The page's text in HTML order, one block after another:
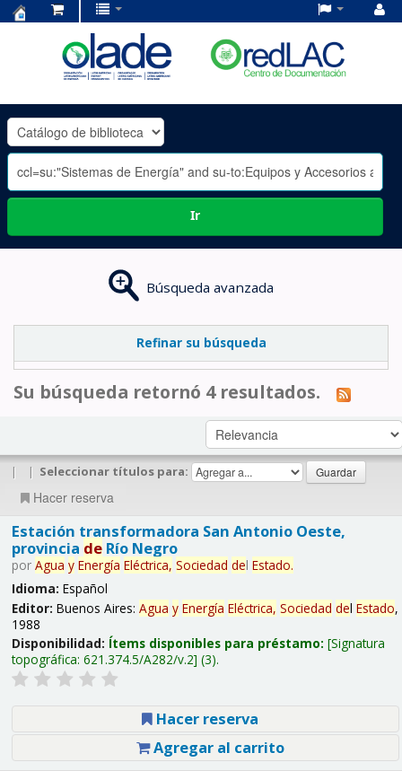
OLADE
-
Ir
Búsqueda avanzada
Refinar su búsqueda
Su búsqueda retornó 4 resultados.
| | Seleccionar títulos para:
Hacer reserva
Estación transformadora San Antonio Oeste,
provincia deRío Negro
por Agua y Energía Eléctrica, Sociedad del Estado.
Idioma: Español
Editor: Buenos Aires: Agua y Energía Eléctrica, Sociedad del Estado,
1988
Disponibilidad: Ítems disponibles para préstamo: Signatura
topográfica: 621.374.5/A282/v.2 (3).
Hacer reserva
Agregar al carrito